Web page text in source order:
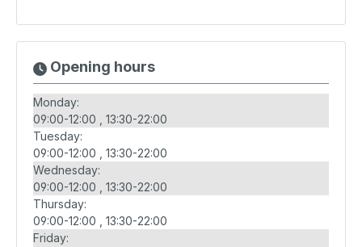
Opening hours
Monday:
09:00-12:00
13:30-22:00
Tuesday:
09:00-12:00
13:30-22:00
Wednesday:
09:00-12:00
13:30-22:00
Thursday:
09:00-12:00
13:30-22:00
Friday: